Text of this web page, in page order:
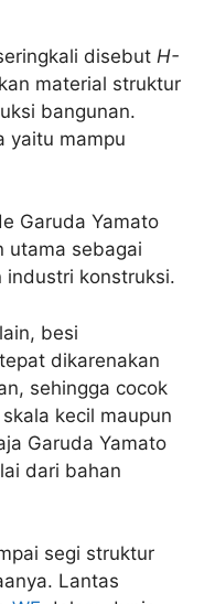
disebut H-
material struktur
bangunan.
yaitu mampu
Garuda Yamato
utama sebagai
industri konstruksi.
besi
dikarenakan
sehingga cocok
kecil maupun
Garuda Yamato
dari bahan
segi struktur
Lantas